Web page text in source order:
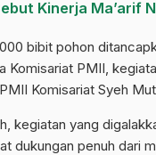
Kinerja Ma’arif
bibit pohon
Komisariat PMII,
Komisariat Syeh
kegiatan yang
dukungan penuh dari